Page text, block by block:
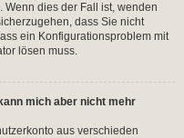
Wenn dies der Fall ist, wenden
dass Sie nicht
ein Konfigurationsproblem mit
lösen muss.
mich aber nicht mehr
aus verschieden